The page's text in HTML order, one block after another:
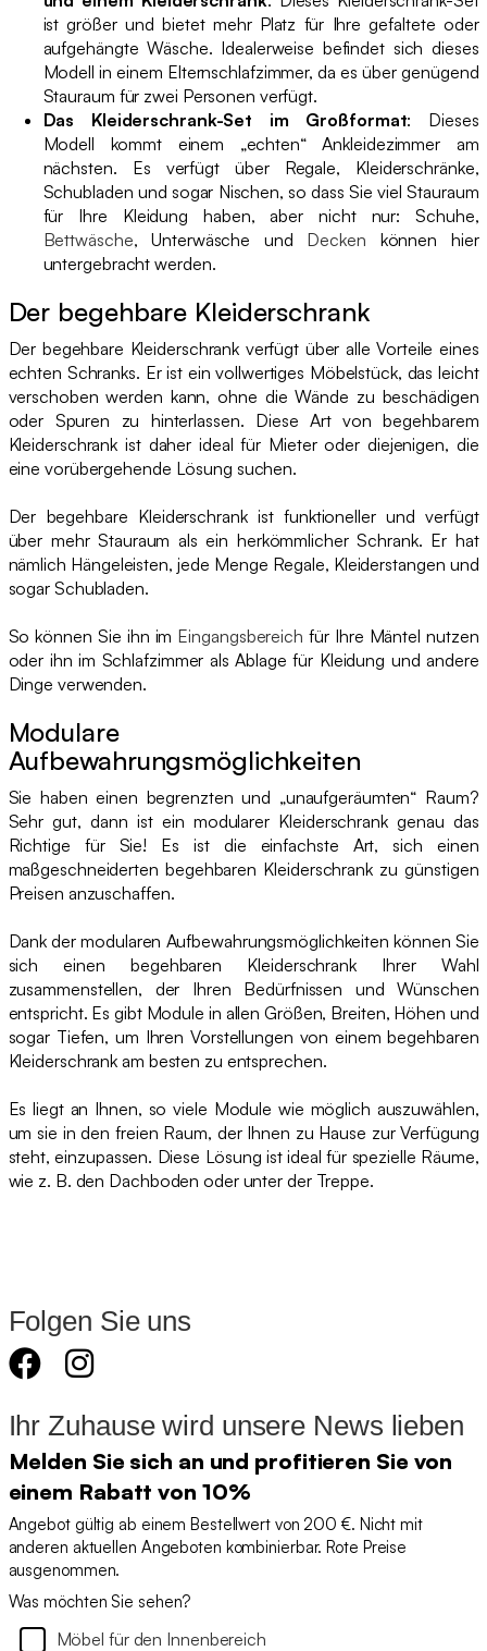
ist größer und bietet mehr Platz für Ihre gefaltete oder
aufgehängte Wäsche. Idealerweise befindet sich dieses
Modell in einem Elternschlafzimmer, da es über genügend
Stauraum für zwei Personen verfügt.
Das Kleiderschrank-Set im Großformat: Dieses
Modell kommt einem „echten“ Ankleidezimmer am
nächsten. Es verfügt über Regale, Kleiderschränke,
Schubladen und sogar Nischen, so dass Sie viel Stauraum
für Ihre Kleidung haben, aber nicht nur: Schuhe,
Bettwäsche, Unterwäsche und Decken können hier
untergebracht werden.
Der begehbare Kleiderschrank
Der begehbare Kleiderschrank verfügt über alle Vorteile eines
echten Schranks. Er ist ein vollwertiges Möbelstück, das leicht
verschoben werden kann, ohne die Wände zu beschädigen
oder Spuren zu hinterlassen. Diese Art von begehbarem
Kleiderschrank ist daher ideal für Mieter oder diejenigen, die
eine vorübergehende Lösung suchen.
Der begehbare Kleiderschrank ist funktioneller und verfügt
über mehr Stauraum als ein herkömmlicher Schrank. Er hat
nämlich Hängeleisten, jede Menge Regale, Kleiderstangen und
sogar Schubladen.
So können Sie ihn im Eingangsbereich für Ihre Mäntel nutzen
oder ihn im Schlafzimmer als Ablage für Kleidung und andere
Dinge verwenden.
Modulare
Aufbewahrungsmöglichkeiten
Sie haben einen begrenzten und „unaufgeräumten“ Raum?
Sehr gut, dann ist ein modularer Kleiderschrank genau das
Richtige für Sie! Es ist die einfachste Art, sich einen
maßgeschneiderten begehbaren Kleiderschrank zu günstigen
Preisen anzuschaffen.
Dank der modularen Aufbewahrungsmöglichkeiten können Sie
sich einen begehbaren Kleiderschrank Ihrer Wahl
zusammenstellen, der Ihren Bedürfnissen und Wünschen
entspricht. Es gibt Module in allen Größen, Breiten, Höhen und
sogar Tiefen, um Ihren Vorstellungen von einem begehbaren
Kleiderschrank am besten zu entsprechen.
Es liegt an Ihnen, so viele Module wie möglich auszuwählen,
um sie in den freien Raum, der Ihnen zu Hause zur Verfügung
steht, einzupassen. Diese Lösung ist ideal für spezielle Räume,
wie z. B. den Dachboden oder unter der Treppe.
Folgen Sie uns
Ihr Zuhause wird unsere News lieben
Melden Sie sich an und profitieren Sie von
einem Rabatt von 10%
Angebot gültig ab einem Bestellwert von 200 €. Nicht mit
anderen aktuellen Angeboten kombinierbar. Rote Preise
ausgenommen.
Was möchten Sie sehen?
Möbel für den Innenbereich